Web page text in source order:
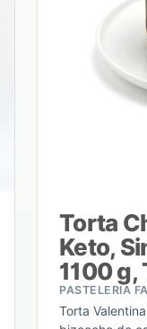
Torta
Keto,
1100 g,
PASTELERIA
Torta